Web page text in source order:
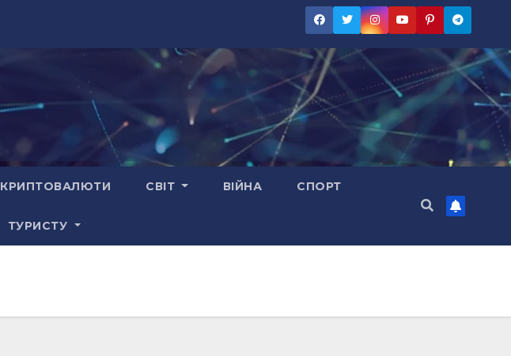
КРИПТОВАЛЮТИ СВІТ ВІЙНА СПОРТ
ТУРИСТУ